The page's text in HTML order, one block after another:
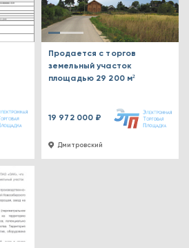
Дмитровский
Продается с торгов
земельный участок
площадью 29 200 м²
19 972 000 ₽